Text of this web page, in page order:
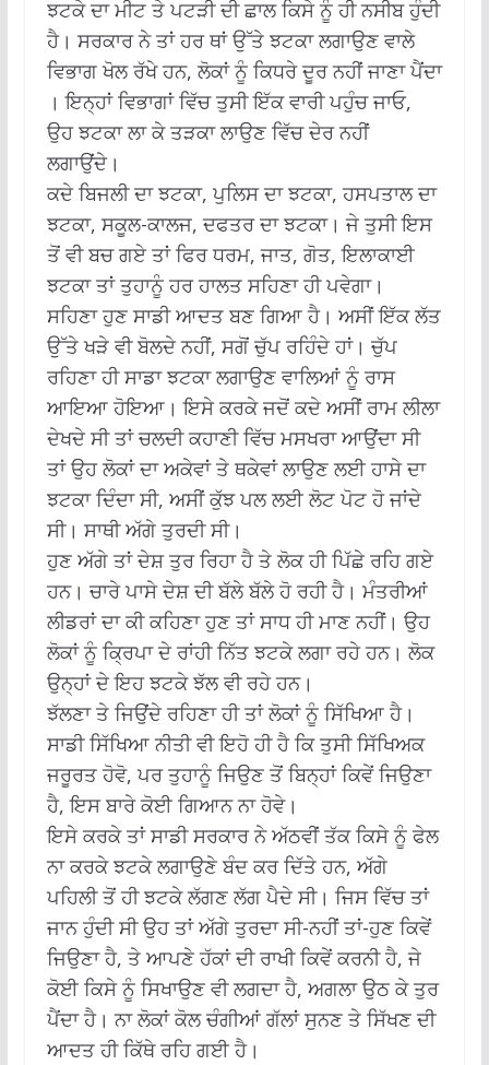
ਝਟਕੇ ਦਾ ਮੀਟ ਤੇ ਪਟੜੀ ਦੀ ਛਾਲ ਕਿਸੇ ਨੂੰ ਹੀ ਨਸੀਬ ਹੁੰਦੀ
ਹੈ। ਸਰਕਾਰ ਨੇ ਤਾਂ ਹਰ ਥਾਂ ਉੱਤੇ ਝਟਕਾ ਲਗਾਉਣ ਵਾਲੇ
ਵਿਭਾਗ ਖੋਲ ਰੱਖੇ ਹਨ, ਲੋਕਾਂ ਨੂੰ ਕਿਧਰੇ ਦੂਰ ਨਹੀਂ ਜਾਣਾ ਪੈਂਦਾ
। ਇਨ੍ਹਾਂ ਵਿਭਾਗਾਂ ਵਿੱਚ ਤੁਸੀ ਇੱਕ ਵਾਰੀ ਪਹੁੰਚ ਜਾਓ,
ਉਹ ਝਟਕਾ ਲਾ ਕੇ ਤੜਕਾ ਲਾਉਣ ਵਿੱਚ ਦੇਰ ਨਹੀਂ
ਲਗਾਉਂਦੇ।
ਕਦੇ ਬਿਜਲੀ ਦਾ ਝਟਕਾ, ਪੁਲਿਸ ਦਾ ਝਟਕਾ, ਹਸਪਤਾਲ ਦਾ
ਝਟਕਾ, ਸਕੂਲ-ਕਾਲਜ, ਦਫਤਰ ਦਾ ਝਟਕਾ। ਜੇ ਤੁਸੀ ਇਸ
ਤੋਂ ਵੀ ਬਚ ਗਏ ਤਾਂ ਫਿਰ ਧਰਮ, ਜਾਤ, ਗੋਤ, ਇਲਾਕਾਈ
ਝਟਕਾ ਤਾਂ ਤੁਹਾਨੂੰ ਹਰ ਹਾਲਤ ਸਹਿਣਾ ਹੀ ਪਵੇਗਾ।
ਸਹਿਣਾ ਹੁਣ ਸਾਡੀ ਆਦਤ ਬਣ ਗਿਆ ਹੈ। ਅਸੀਂ ਇੱਕ ਲੱਤ
ਉੱਤੇ ਖੜੇ ਵੀ ਬੋਲਦੇ ਨਹੀਂ, ਸਗੋਂ ਚੁੱਪ ਰਹਿੰਦੇ ਹਾਂ। ਚੁੱਪ
ਰਹਿਣਾ ਹੀ ਸਾਡਾ ਝਟਕਾ ਲਗਾਉਣ ਵਾਲਿਆਂ ਨੂੰ ਰਾਸ
ਆਇਆ ਹੋਇਆ। ਇਸੇ ਕਰਕੇ ਜਦੋਂ ਕਦੇ ਅਸੀਂ ਰਾਮ ਲੀਲਾ
ਦੇਖਦੇ ਸੀ ਤਾਂ ਚਲਦੀ ਕਹਾਣੀ ਵਿੱਚ ਮਸਖਰਾ ਆਉਂਦਾ ਸੀ
ਤਾਂ ਉਹ ਲੋਕਾਂ ਦਾ ਅਕੇਵਾਂ ਤੇ ਥਕੇਵਾਂ ਲਾਉਣ ਲਈ ਹਾਸੇ ਦਾ
ਝਟਕਾ ਦਿੰਦਾ ਸੀ, ਅਸੀਂ ਕੁੱਝ ਪਲ ਲਈ ਲੋਟ ਪੋਟ ਹੋ ਜਾਂਦੇ
ਸੀ। ਸਾਥੀ ਅੱਗੇ ਤੁਰਦੀ ਸੀ।
ਹੁਣ ਅੱਗੇ ਤਾਂ ਦੇਸ਼ ਤੁਰ ਰਿਹਾ ਹੈ ਤੇ ਲੋਕ ਹੀ ਪਿੱਛੇ ਰਹਿ ਗਏ
ਹਨ। ਚਾਰੇ ਪਾਸੇ ਦੇਸ਼ ਦੀ ਬੱਲੇ ਬੱਲੇ ਹੋ ਰਹੀ ਹੈ। ਮੰਤਰੀਆਂ
ਲੀਡਰਾਂ ਦਾ ਕੀ ਕਹਿਣਾ ਹੁਣ ਤਾਂ ਸਾਧ ਹੀ ਮਾਣ ਨਹੀਂ। ਉਹ
ਲੋਕਾਂ ਨੂੰ ਕ੍ਰਿਪਾ ਦੇ ਰਾਂਹੀ ਨਿੱਤ ਝਟਕੇ ਲਗਾ ਰਹੇ ਹਨ। ਲੋਕ
ਉਨ੍ਹਾਂ ਦੇ ਇਹ ਝਟਕੇ ਝੱਲ ਵੀ ਰਹੇ ਹਨ।
ਝੱਲਣਾ ਤੇ ਜਿਉਂਦੇ ਰਹਿਣਾ ਹੀ ਤਾਂ ਲੋਕਾਂ ਨੂੰ ਸਿੱਖਿਆ ਹੈ।
ਸਾਡੀ ਸਿੱਖਿਆ ਨੀਤੀ ਵੀ ਇਹੋ ਹੀ ਹੈ ਕਿ ਤੁਸੀ ਸਿੱਖਿਅਕ
ਜਰੂਰਤ ਹੋਵੋ, ਪਰ ਤੁਹਾਨੂੰ ਜਿਉਣ ਤੋਂ ਬਿਨ੍ਹਾਂ ਕਿਵੇਂ ਜਿਉਣਾ
ਹੈ, ਇਸ ਬਾਰੇ ਕੋਈ ਗਿਆਨ ਨਾ ਹੋਵੇ।
ਇਸੇ ਕਰਕੇ ਤਾਂ ਸਾਡੀ ਸਰਕਾਰ ਨੇ ਅੱਠਵੀਂ ਤੱਕ ਕਿਸੇ ਨੂੰ ਫੇਲ
ਨਾ ਕਰਕੇ ਝਟਕੇ ਲਗਾਉਣੇ ਬੰਦ ਕਰ ਦਿੱਤੇ ਹਨ, ਅੱਗੇ
ਪਹਿਲੀ ਤੋਂ ਹੀ ਝਟਕੇ ਲੱਗਣ ਲੱਗ ਪੈਦੇ ਸੀ। ਜਿਸ ਵਿੱਚ ਤਾਂ
ਜਾਨ ਹੁੰਦੀ ਸੀ ਉਹ ਤਾਂ ਅੱਗੇ ਤੁਰਦਾ ਸੀ-ਨਹੀਂ ਤਾਂ-ਹੁਣ ਕਿਵੇਂ
ਜਿਉਣਾ ਹੈ, ਤੇ ਆਪਣੇ ਹੱਕਾਂ ਦੀ ਰਾਖੀ ਕਿਵੇਂ ਕਰਨੀ ਹੈ, ਜੇ
ਕੋਈ ਕਿਸੇ ਨੂੰ ਸਿਖਾਉਣ ਵੀ ਲਗਦਾ ਹੈ, ਅਗਲਾ ਉਠ ਕੇ ਤੁਰ
ਪੈਂਦਾ ਹੈ। ਨਾ ਲੋਕਾਂ ਕੋਲ ਚੰਗੀਆਂ ਗੱਲਾਂ ਸੁਨਣ ਤੇ ਸਿੱਖਣ ਦੀ
ਆਦਤ ਹੀ ਕਿੱਥੇ ਰਹਿ ਗਈ ਹੈ।